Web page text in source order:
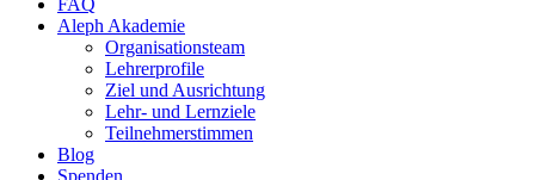
FAQ
Aleph Akademie
Organisationsteam
Lehrerprofile
Ziel und Ausrichtung
Lehr- und Lernziele
Teilnehmerstimmen
Blog
Spenden